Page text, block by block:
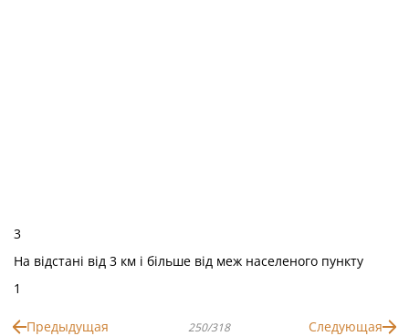
3
На відстані від 3 км і більше від меж населеного пункту
1
Предыдущая 250/318 Следующая